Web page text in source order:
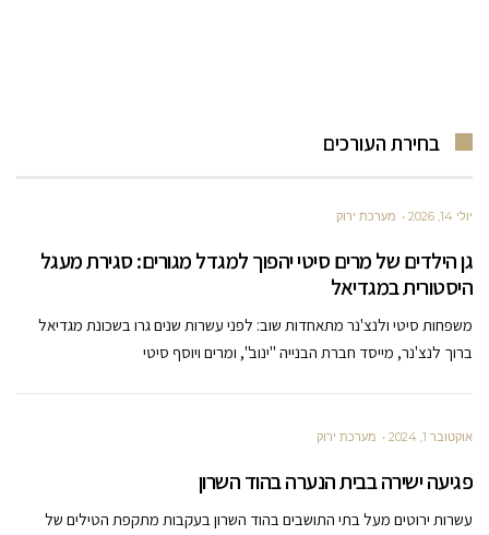
בחירת העורכים
יולי 14, 2026 מערכת ירוק
גן הילדים של מרים סיטי יהפוך למגדל מגורים: סגירת מעגל
היסטורית במגדיאל
משפחות סיטי ולנצ'נר מתאחדות שוב: לפני עשרות שנים גרו בשכונת מגדיאל
ברוך לנצ'נר, מייסד חברת הבנייה "ינוב", ומרים ויוסף סיטי
אוקטובר 1, 2024 מערכת ירוק
פגיעה ישירה בבית הנערה בהוד השרון
עשרות ירוטים מעל בתי התושבים בהוד השרון בעקבות מתקפת הטילים של